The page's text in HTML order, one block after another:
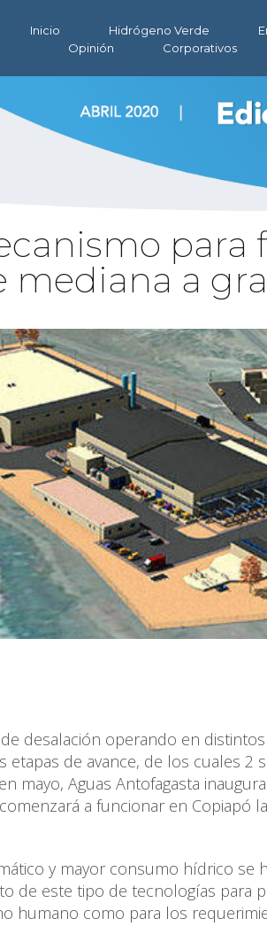
Inicio Hidrógeno Verde
Opinión
Corporativos
para
mediana a
desalación operando en
de avance, de los cuales 2
mayo, Aguas Antofagasta
a funcionar en Copiapó
y mayor consumo hídrico se
de este tipo de tecnologías para
humano como para los